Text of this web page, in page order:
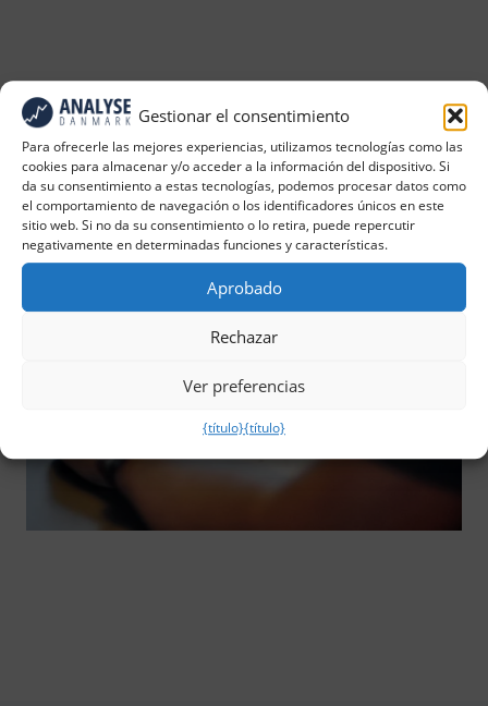
Gestionar el consentimiento
Para ofrecerle las mejores experiencias, utilizamos tecnologías como las
cookies para almacenar y/o acceder a la información del dispositivo. Si
da su consentimiento a estas tecnologías, podemos procesar datos como
el comportamiento de navegación o los identificadores únicos en este
sitio web. Si no da su consentimiento o lo retira, puede repercutir
negativamente en determinadas funciones y características.
Aprobado
Rechazar
Ver preferencias
{título}{título}